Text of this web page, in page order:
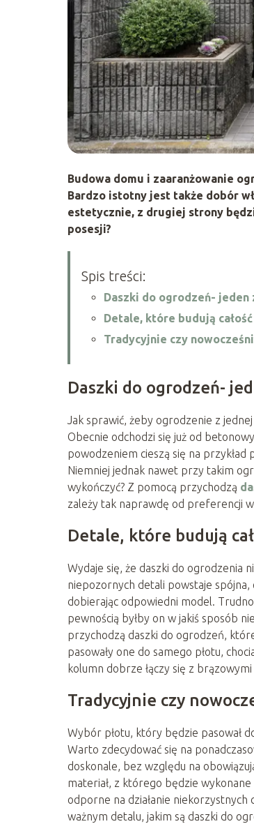
Budowa domu i zaaranżowanie
Bardzo istotny jest także dobór
estetycznie, z drugiej strony
posesji?
Spis treści:
Daszki do ogrodzeń-
Detale, które budują całość
Tradycyjnie czy
Daszki do ogrodzeń-
Jak sprawić, żeby ogrodzenie z
Obecnie odchodzi się już od
powodzeniem cieszą się na przykład
Niemniej jednak nawet przy takim
wykończyć? Z pomocą przychodzą
zależy tak naprawdę od preferencji
Detale, które budują
Wydaje się, że daszki do ogrodzenia
niepozornych detali powstaje spójna,
dobierając odpowiedni model.
pewnością byłby on w jakiś sposób
przychodzą daszki do ogrodzeń,
pasowały one do samego płotu,
kolumn dobrze łączy się z
Tradycyjnie czy
Wybór płotu, który będzie pasował
Warto zdecydować się na
doskonale, bez względu na
materiał, z którego będzie
odporne na działanie
ważnym detalu, jakim są daszki do